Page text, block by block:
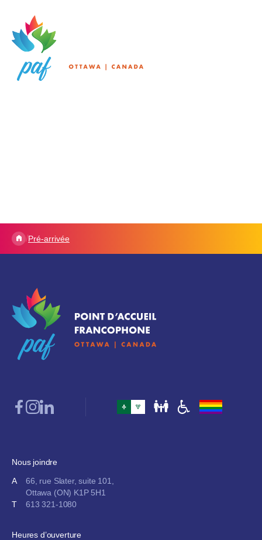
/Pré-arrivée
Nous joindre
A
66, rue Slater, suite 101,
Ottawa (ON) K1P 5H1
T
613 321-1080
Heures d’ouverture